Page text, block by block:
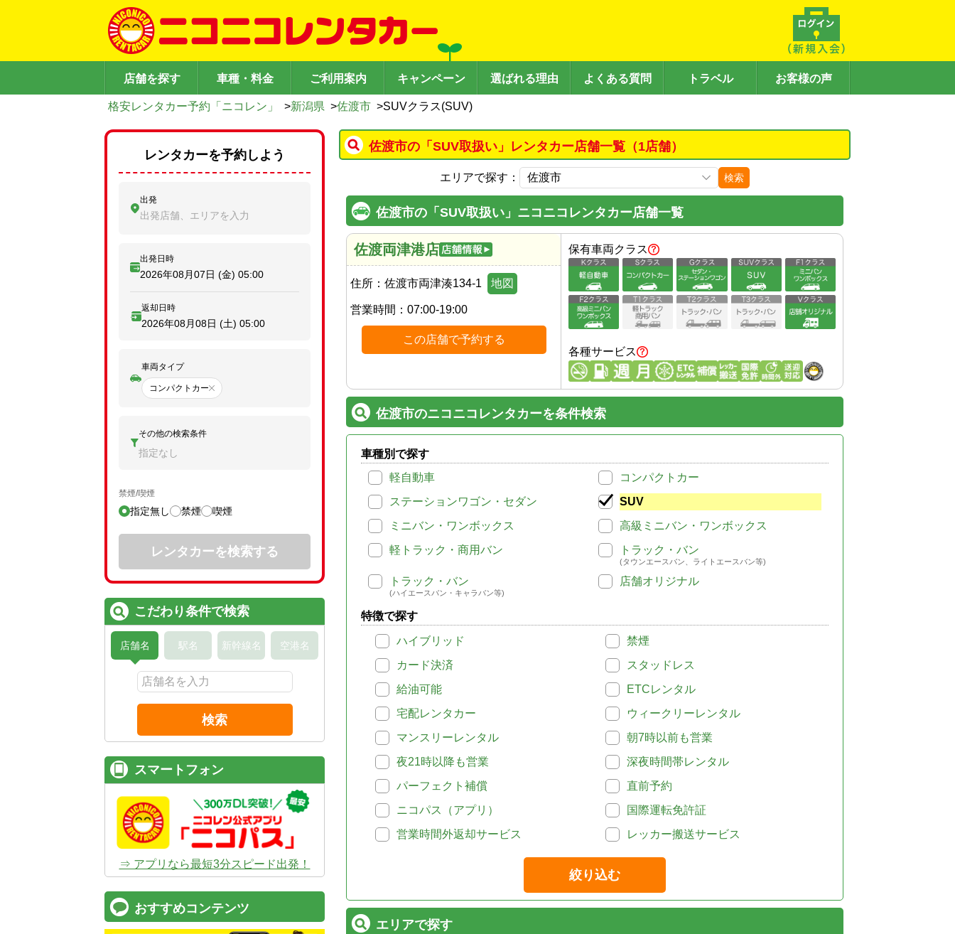
店舗を探す 車種・料金 ご利用案内 キャンペーン 選ばれる理由 よくある質問 トラベル お客様の声
格安レンタカー予約「ニコレン」 >新潟県 >佐渡市 >SUVクラス(SUV)
佐渡市の「SUV取扱い」レンタカー店舗一覧（1店舗）
エリアで探す： 検索
佐渡市の「SUV取扱い」ニコニコレンタカー店舗一覧
佐渡両津港店
住所： 佐渡市両津湊134-1 地図
営業時間： 07:00-19:00
この店舗で予約する
保有車両クラス
各種サービス
佐渡市のニコニコレンタカーを条件検索
車種別で探す
軽自動車
コンパクトカー
ステーションワゴン・セダン
SUV
ミニバン・ワンボックス
高級ミニバン・ワンボックス
軽トラック・商用バン
トラック・バン
(タウンエースバン、ライトエースバン等)
トラック・バン
(ハイエースバン・キャラバン等)
店舗オリジナル
特徴で探す
ハイブリッド
禁煙
カード決済
スタッドレス
給油可能
ETCレンタル
宅配レンタカー
ウィークリーレンタル
マンスリーレンタル
朝7時以前も営業
夜21時以降も営業
深夜時間帯レンタル
パーフェクト補償
直前予約
ニコパス（アプリ）
国際運転免許証
営業時間外返却サービス
レッカー搬送サービス
絞り込む
エリアで探す
レンタカーを予約しよう
出発
出発店舗、エリアを入力
出発日時
2026年08月07日 (金) 05:00
返却日時
2026年08月08日 (土) 05:00
車両タイプ
コンパクトカー
その他の検索条件
指定なし
禁煙/喫煙
指定無し 禁煙 喫煙
レンタカーを検索する
こだわり条件で検索
店舗名 駅名 新幹線名 空港名
検索
スマートフォン
⇒ アプリなら最短3分スピード出発！
おすすめコンテンツ